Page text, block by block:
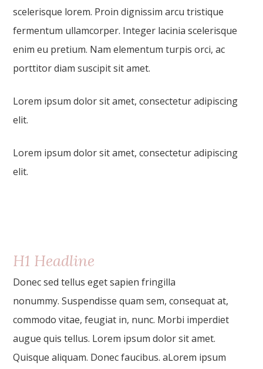
scelerisque lorem. Proin dignissim arcu tristique
fermentum ullamcorper. Integer lacinia scelerisque
enim eu pretium. Nam elementum turpis orci, ac
porttitor diam suscipit sit amet.
Lorem ipsum dolor sit amet, consectetur adipiscing
elit.
Lorem ipsum dolor sit amet, consectetur adipiscing
elit.
H1 Headline
Donec sed tellus eget sapien fringilla
nonummy. Suspendisse quam sem, consequat at,
commodo vitae, feugiat in, nunc. Morbi imperdiet
augue quis tellus. Lorem ipsum dolor sit amet.
Quisque aliquam. Donec faucibus. aLorem ipsum